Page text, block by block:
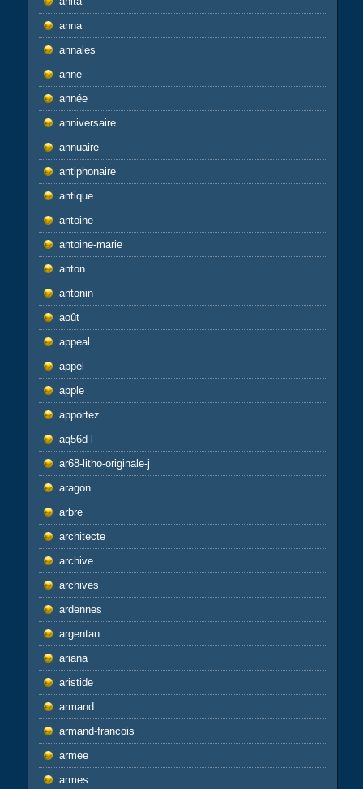
anna
annales
anne
année
anniversaire
annuaire
antiphonaire
antique
antoine
antoine-marie
anton
antonin
août
appeal
appel
apple
apportez
aq56d-l
ar68-litho-originale-j
aragon
arbre
architecte
archive
archives
ardennes
argentan
ariana
aristide
armand
armand-francois
armee
armes